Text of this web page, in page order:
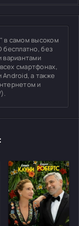
в самом высоком
бесплатно, без
вариантами
смартфонах,
а также
и